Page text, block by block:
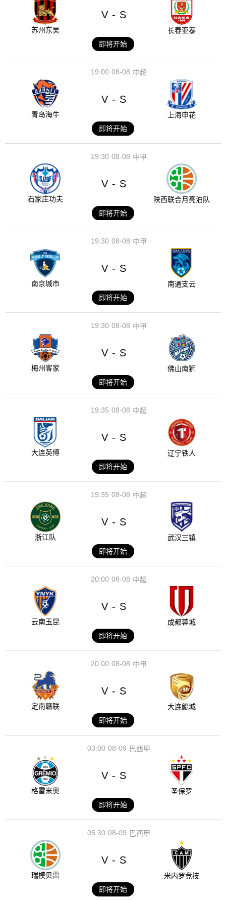
苏州东吴
V - S
长春亚泰
即将开始
08-08
19:00 中超
青岛海牛
V - S
上海申花
即将开始
08-08
19:30 中甲
石家庄功夫
V - S
陕西联合月亮泊队
即将开始
08-08
19:30 中甲
南京城市
V - S
南通支云
即将开始
08-08
19:30 中甲
梅州客家
V - S
佛山南狮
即将开始
08-08
19:35 中超
大连英博
V - S
辽宁铁人
即将开始
08-08
19:35 中超
浙江队
V - S
武汉三镇
即将开始
08-08
20:00 中超
云南玉昆
V - S
成都蓉城
即将开始
08-08
20:00 中甲
定南赣联
V - S
大连鲲城
即将开始
08-09
03:00 巴西甲
格雷米奥
V - S
圣保罗
即将开始
08-09
05:30 巴西甲
瑞模贝雷
V - S
米内罗竞技
即将开始